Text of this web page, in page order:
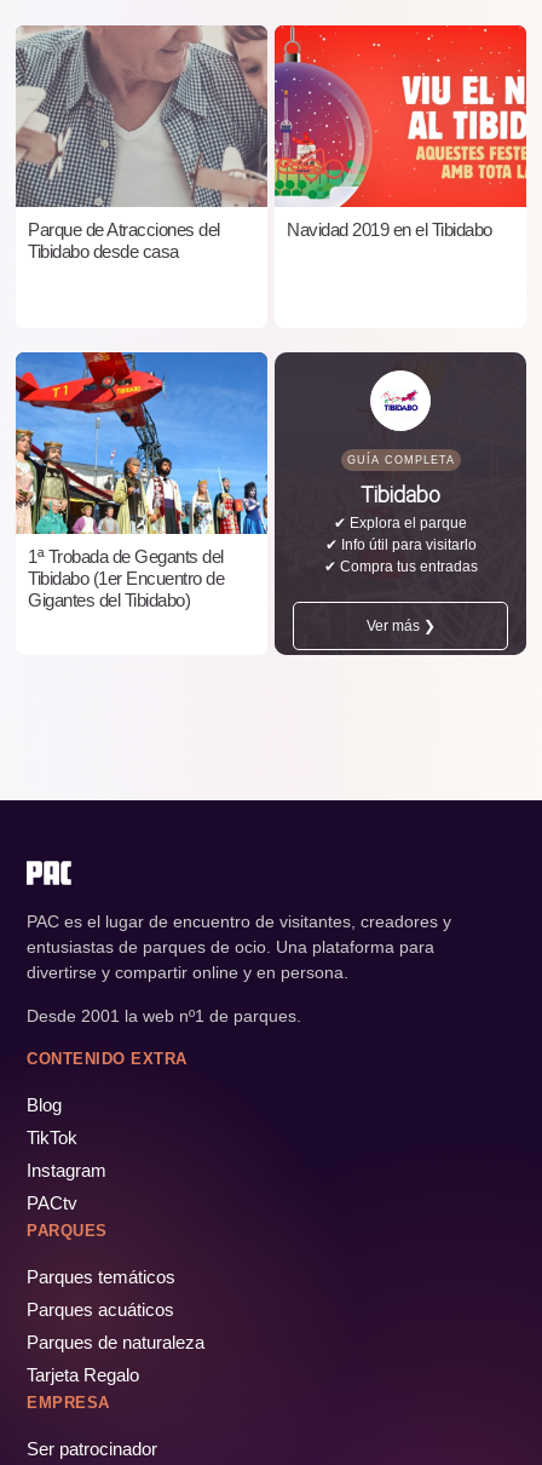
Parque de Atracciones del
Tibidabo desde casa
Navidad 2019 en el Tibidabo
1ª Trobada de Gegants del
Tibidabo (1er Encuentro de
Gigantes del Tibidabo)
GUÍA COMPLETA
Tibidabo
✔ Explora el parque
✔ Info útil para visitarlo
✔ Compra tus entradas
Ver más ❯
PAC es el lugar de encuentro de visitantes, creadores y
entusiastas de parques de ocio. Una plataforma para
divertirse y compartir online y en persona.
Desde 2001 la web nº1 de parques.
CONTENIDO EXTRA
Blog
TikTok
Instagram
PACtv
PARQUES
Parques temáticos
Parques acuáticos
Parques de naturaleza
Tarjeta Regalo
EMPRESA
Ser patrocinador